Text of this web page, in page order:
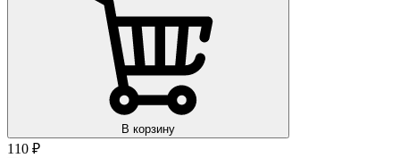
В корзину
110 ₽